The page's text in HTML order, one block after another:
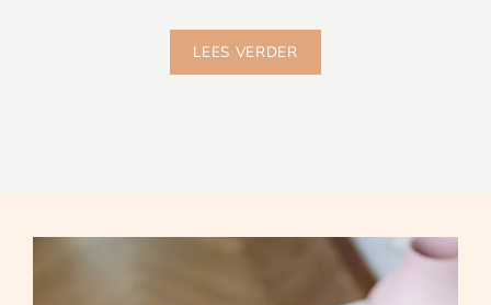
LEES VERDER